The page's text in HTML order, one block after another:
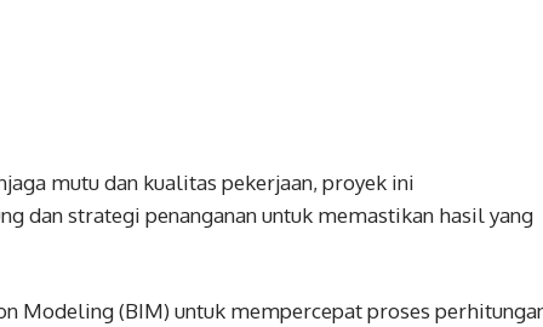
mutu dan kualitas pekerjaan, proyek ini
dan strategi penanganan untuk memastikan hasil yang
Modeling (BIM) untuk mempercepat proses